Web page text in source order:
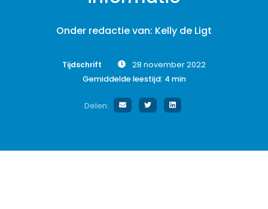
Onder redactie van: Kelly de Ligt
Tijdschrift
28 november 2022
Gemiddelde leestijd: 4 min
Delen: